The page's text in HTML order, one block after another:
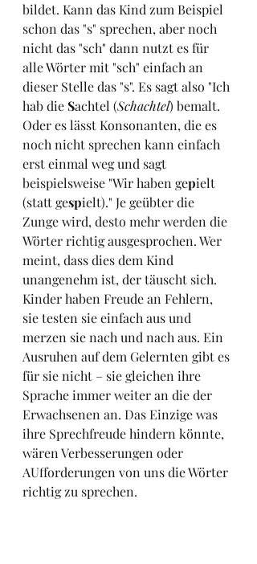
bildet. Kann das Kind zum Beispiel
schon das "s" sprechen, aber noch
nicht das "sch" dann nutzt es für
alle Wörter mit "sch" einfach an
dieser Stelle das "s". Es sagt also "Ich
hab die Sachtel (Schachtel) bemalt.
Oder es lässt Konsonanten, die es
noch nicht sprechen kann einfach
erst einmal weg und sagt
beispielsweise "Wir haben gepielt
(statt gespielt)." Je geübter die
Zunge wird, desto mehr werden die
Wörter richtig ausgesprochen. Wer
meint, dass dies dem Kind
unangenehm ist, der täuscht sich.
Kinder haben Freude an Fehlern,
sie testen sie einfach aus und
merzen sie nach und nach aus. Ein
Ausruhen auf dem Gelernten gibt es
für sie nicht – sie gleichen ihre
Sprache immer weiter an die der
Erwachsenen an. Das Einzige was
ihre Sprechfreude hindern könnte,
wären Verbesserungen oder
AUfforderungen von uns die Wörter
richtig zu sprechen.